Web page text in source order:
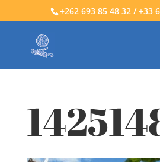
+262 693 85 48 32 / +33